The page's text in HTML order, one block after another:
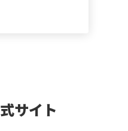
サイト